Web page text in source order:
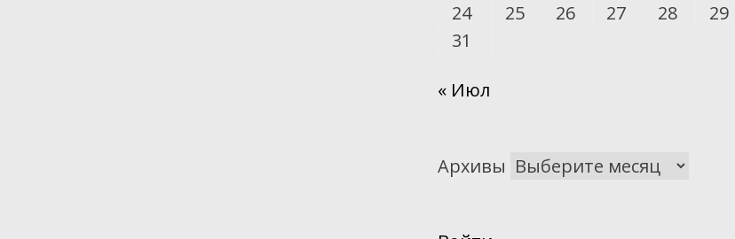
24
25 26 27 28
29
31
« Июл
Архивы